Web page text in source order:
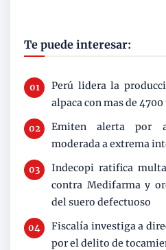
Te puede interesar:
Perú lidera la
alpaca con mas de
Emiten alerta por
moderada a extrema
Indecopi ratifica
contra Medifarma y
del suero defectuoso
Fiscalía investiga a
por el delito de